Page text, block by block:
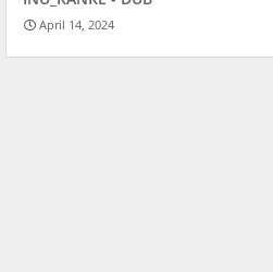
April 14, 2024